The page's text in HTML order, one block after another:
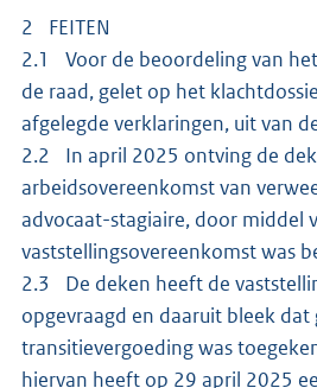
2 FEITEN
2.1 Voor de beoordeling van
de raad, gelet op het
afgelegde verklaringen, uit van
2.2 In april 2025 ontving de
arbeidsovereenkomst van
advocaat-stagiaire, door middel
vaststellingsovereenkomst was
2.3 De deken heeft de
opgevraagd en daaruit bleek dat
transitievergoeding was
hiervan heeft op 29 april 2025